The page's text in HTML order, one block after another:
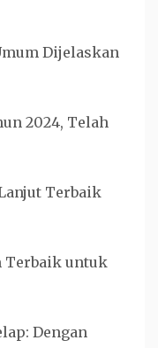
Dijelaskan
2024, Telah
Terbaik
Terbaik untuk
Dengan